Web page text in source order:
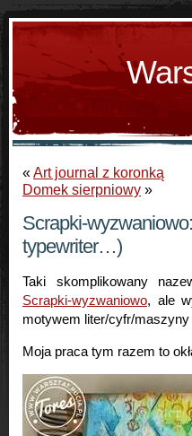
«Art journal z koronką
Domek sierpniowy »
Scrapki-
typewriter…)
Taki skomplikowany
Scrapki-wyzwaniowo, ale
motywem liter/cyfr/maszyny
Moja praca tym razem to